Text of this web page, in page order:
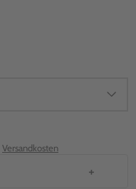
Versandkosten
+